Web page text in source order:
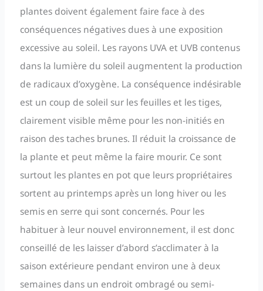
plantes doivent également faire face à des
conséquences négatives dues à une exposition
excessive au soleil. Les rayons UVA et UVB contenus
dans la lumière du soleil augmentent la production
de radicaux d’oxygène. La conséquence indésirable
est un coup de soleil sur les feuilles et les tiges,
clairement visible même pour les non-initiés en
raison des taches brunes. Il réduit la croissance de
la plante et peut même la faire mourir. Ce sont
surtout les plantes en pot que leurs propriétaires
sortent au printemps après un long hiver ou les
semis en serre qui sont concernés. Pour les
habituer à leur nouvel environnement, il est donc
conseillé de les laisser d’abord s’acclimater à la
saison extérieure pendant environ une à deux
semaines dans un endroit ombragé ou semi-